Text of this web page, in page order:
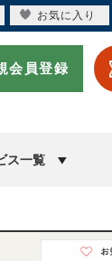
会員登録
ス一覧
お気に入り